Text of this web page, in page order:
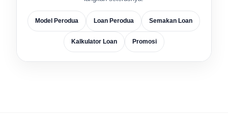
Model Perodua Loan Perodua Semakan Loan
Kalkulator Loan Promosi